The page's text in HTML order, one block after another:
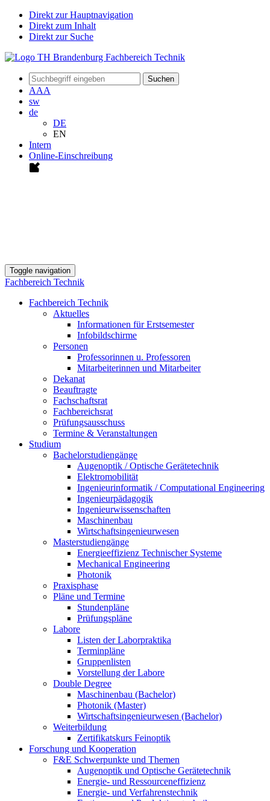
Direkt zur Hauptnavigation
Direkt zum Inhalt
Direkt zur Suche
Suchen
AAA
sw
de
DE
EN
Intern
Online-Einschreibung
Toggle navigation
Fachbereich Technik
Fachbereich Technik
Aktuelles
Informationen für Erstsemester
Infobildschirme
Personen
Professorinnen u. Professoren
Mitarbeiterinnen und Mitarbeiter
Dekanat
Beauftragte
Fachschaftsrat
Fachbereichsrat
Prüfungsausschuss
Termine & Veranstaltungen
Studium
Bachelorstudiengänge
Augenoptik / Optische Gerätetechnik
Elektromobilität
Ingenieurinformatik / Computational Engineering
Ingenieurpädagogik
Ingenieurwissenschaften
Maschinenbau
Wirtschaftsingenieurwesen
Masterstudiengänge
Energieeffizienz Technischer Systeme
Mechanical Engineering
Photonik
Praxisphase
Pläne und Termine
Stundenpläne
Prüfungspläne
Labore
Listen der Laborpraktika
Terminpläne
Gruppenlisten
Vorstellung der Labore
Double Degree
Maschinenbau (Bachelor)
Photonik (Master)
Wirtschaftsingenieurwesen (Bachelor)
Weiterbildung
Zertifikatskurs Feinoptik
Forschung und Kooperation
F&E Schwerpunkte und Themen
Augenoptik und Optische Gerätetechnik
Energie- und Ressourceneffizienz
Energie- und Verfahrenstechnik